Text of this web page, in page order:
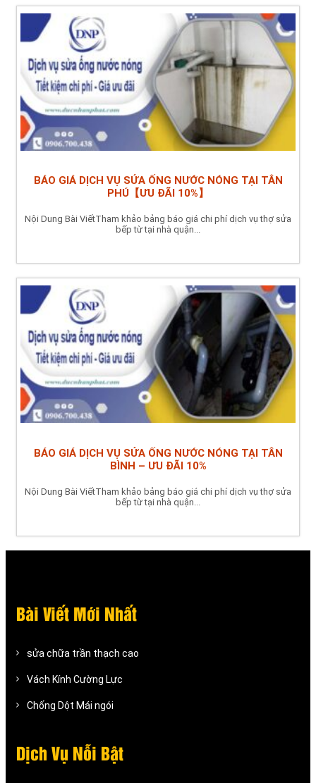
BÁO GIÁ DỊCH VỤ SỬA ỐNG NƯỚC NÓNG TẠI TÂN
PHÚ【ƯU ĐÃI 10%】
Nội Dung Bài ViếtTham khảo bảng báo giá chi phí dịch vụ thợ sửa
bếp từ tại nhà quận...
BÁO GIÁ DỊCH VỤ SỬA ỐNG NƯỚC NÓNG TẠI TÂN
BÌNH – ƯU ĐÃI 10%
Nội Dung Bài ViếtTham khảo bảng báo giá chi phí dịch vụ thợ sửa
bếp từ tại nhà quận...
Bài Viết Mới Nhất
sửa chữa trần thạch cao
Vách Kính Cường Lực
Chống Dột Mái ngói
Dịch Vụ Nỗi Bật